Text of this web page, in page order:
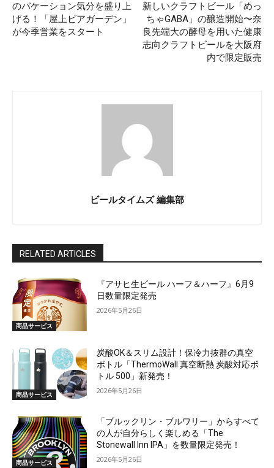
のバケーション気分を盛り上
げる！「屋上ビアガーデン」
が今季営業をスタート
新しいクラフトビール「めっ
ちゃGABA」の醸造開始〜奈
良先端⼤の酵母を用いた健康
志向クラフトビールを大阪府
内で限定販売
ビールタイムズ 編集部
RELATED ARTICLES
商品サービス
『アサヒ生ビール ハーフ＆ハーフ』6月9
日数量限定発売
2026年5月26日
商品サービス
炭酸OK＆スリム設計！保冷力抜群の真空
ボトル「ThermoWall 真空断熱 炭酸対応ボ
トル 500」新発売！
2026年5月26日
商品サービス
「ブルックリン・ブルワリー」からすべて
の人が自分らしく楽しめる「The
Stonewall Inn IPA」を数量限定発売！
2026年5月26日